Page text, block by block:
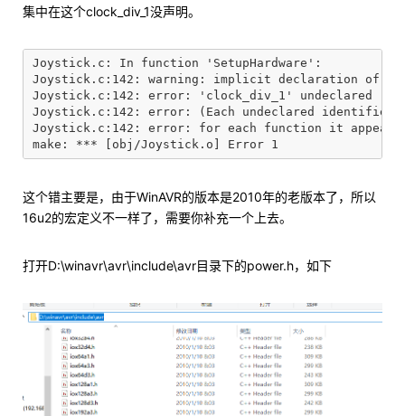
集中在这个clock_div_1没声明。
Joystick.c: In function 'SetupHardware':
Joystick.c:142: warning: implicit declaration of
Joystick.c:142: error: 'clock_div_1' undeclared
Joystick.c:142: error: (Each undeclared identifier
Joystick.c:142: error: for each function it
这个错主要是，由于WinAVR的版本是2010年的老版本了，所以
16u2的宏定义不一样了，需要你补充一个上去。
打开D:\winavr\avr\include\avr目录下的power.h，如下